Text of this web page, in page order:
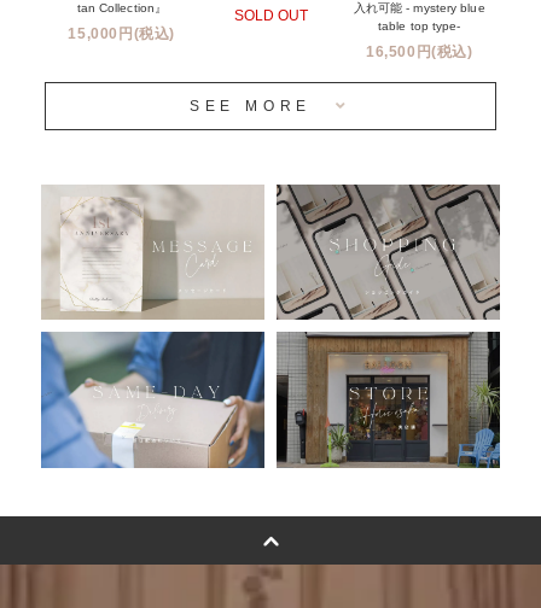
姉妹店＆関連ショップについて
安心のチャビーバルーン
おすすめ商品
バルーン自動販売機
浮くバルーンオーダーメイド - coming soonn -
卓上バルーンオーダーメイド
ムーンリットバルーンについて
その他オーダーメイド
バルーンフラワーブーケについて
プリントフォント詳細＆使用例
tan Collection』
15,000円(税込)
SOLD OUT
入れ可能 - mystery blue
table top type-
16,500円(税込)
SEE MORE